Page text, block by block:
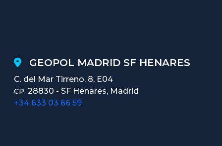
GEOPOL MADRID SF HENARES
C. del Mar Tirreno, 8, E04
CP. 28830 - SF Henares, Madrid
+34 633 03 66 59